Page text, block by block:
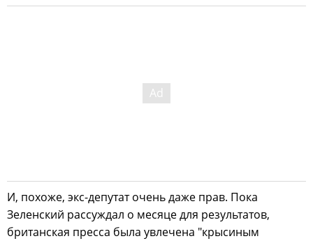
И, похоже, экс-депутат очень даже прав. Пока
Зеленский рассуждал о месяце для результатов,
британская пресса была увлечена "крысиным